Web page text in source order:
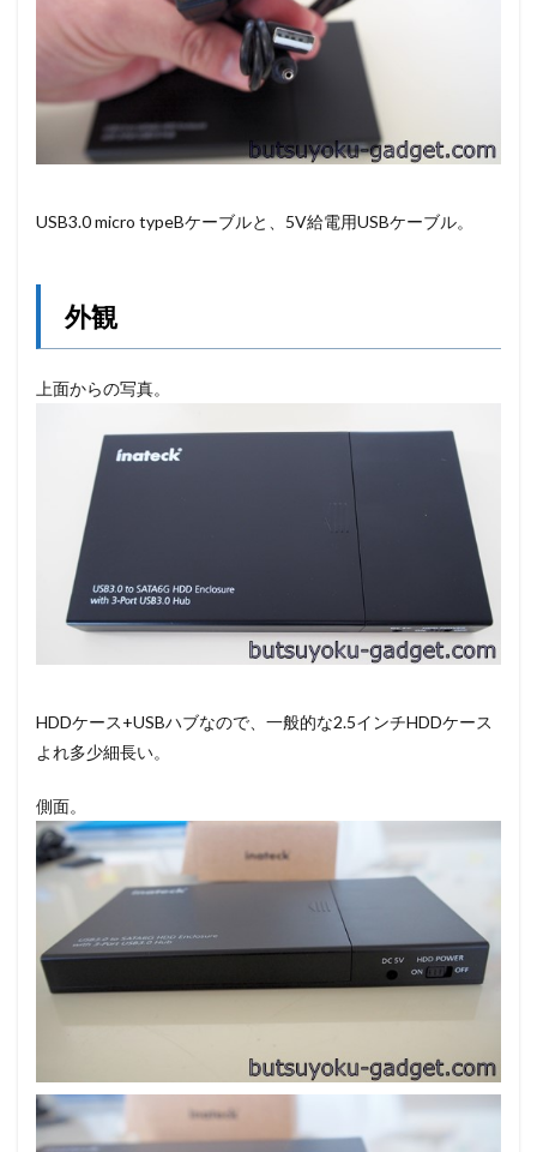
USB3.0 micro typeBケーブルと、5V給電用USBケーブル。
外観
上面からの写真。
HDDケース+USBハブなので、一般的な2.5インチHDDケース
よれ多少細長い。
側面。